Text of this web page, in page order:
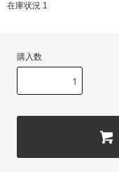
在庫状況 1
購入数